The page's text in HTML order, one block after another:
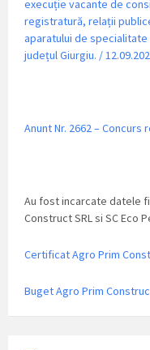
execuție vacante de
registratură, relații
aparatului de specialitate
județul Giurgiu. /
Anunt Nr. 2662 – Concurs
Au fost incarcate datele
Construct SRL si SC Eco
Certificat Agro Prim
Buget Agro Prim